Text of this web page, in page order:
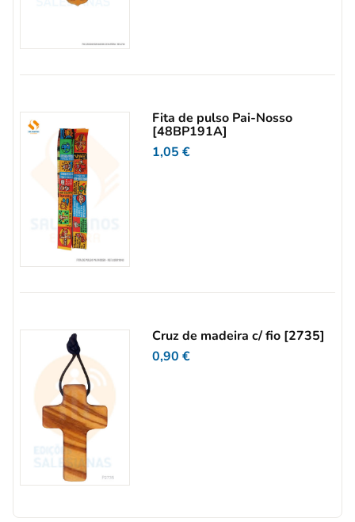
Fita de pulso Pai-Nosso
[48BP191A]
1,05€
Cruz de madeira c/ fio [2735]
0,90€